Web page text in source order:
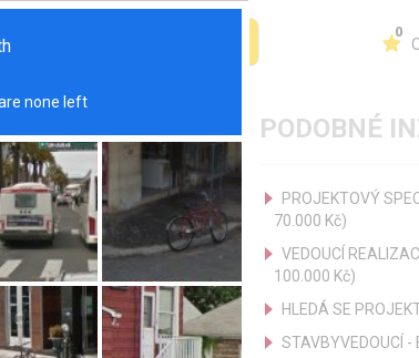
0
okr. Brno-venkov
novou pracovní
PODOBNÉ
PROJEKTOVÝ
70.000 Kč)
VEDOUCÍ
100.000 Kč)
HLEDÁ SE
STAVBYVEDOUCÍ